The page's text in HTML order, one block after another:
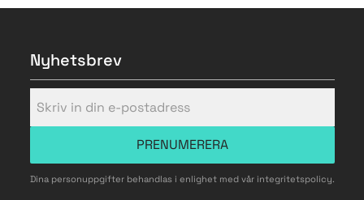
Nyhetsbrev
PRENUMERERA
Dina personuppgifter behandlas i enlighet med vår integritetspolicy.